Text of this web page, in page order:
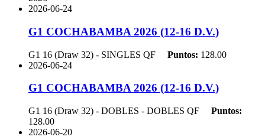
2026-06-24
G1 COCHABAMBA 2026 (12-16 D.V.)
G1 16 (Draw 32) - SINGLES QF Puntos: 128.00
2026-06-24
G1 COCHABAMBA 2026 (12-16 D.V.)
G1 16 (Draw 32) - DOBLES - DOBLES QF
Puntos:
128.00
2026-06-20